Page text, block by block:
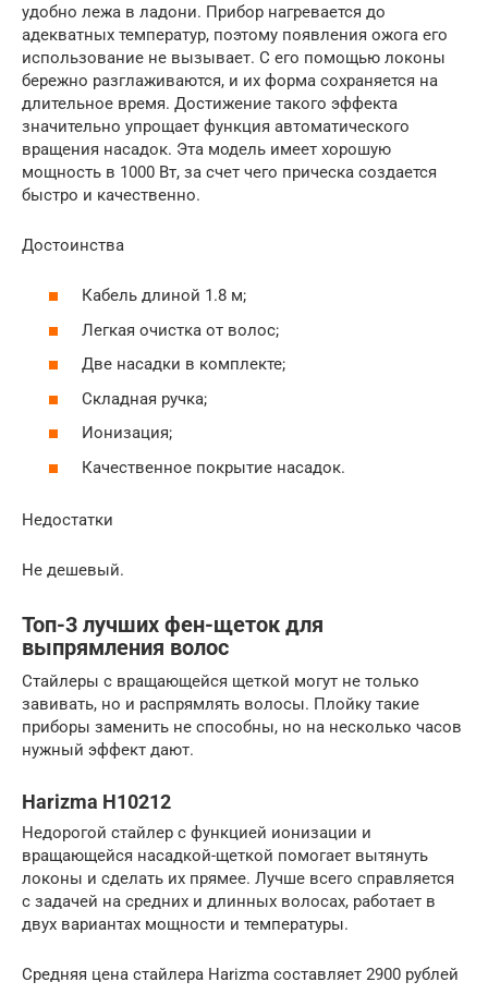
удобно лежа в ладони. Прибор нагревается до
адекватных температур, поэтому появления ожога его
использование не вызывает. С его помощью локоны
бережно разглаживаются, и их форма сохраняется на
длительное время. Достижение такого эффекта
значительно упрощает функция автоматического
вращения насадок. Эта модель имеет хорошую
мощность в 1000 Вт, за счет чего прическа создается
быстро и качественно.
Достоинства
Кабель длиной 1.8 м;
Легкая очистка от волос;
Две насадки в комплекте;
Складная ручка;
Ионизация;
Качественное покрытие насадок.
Недостатки
Не дешевый.
Топ-3 лучших фен-щеток для
выпрямления волос
Стайлеры с вращающейся щеткой могут не только
завивать, но и распрямлять волосы. Плойку такие
приборы заменить не способны, но на несколько часов
нужный эффект дают.
Harizma H10212
Недорогой стайлер с функцией ионизации и
вращающейся насадкой-щеткой помогает вытянуть
локоны и сделать их прямее. Лучше всего справляется
с задачей на средних и длинных волосах, работает в
двух вариантах мощности и температуры.
Средняя цена стайлера Harizma составляет 2900 рублей